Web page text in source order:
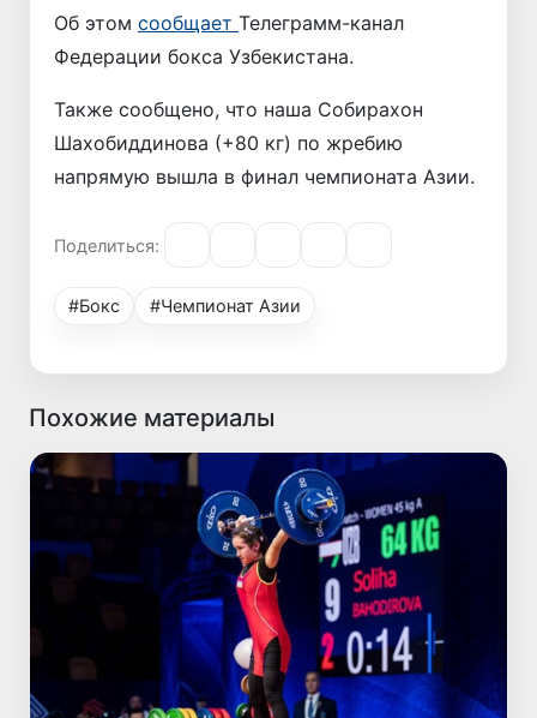
Об этом сообщает Телеграмм-канал
Федерации бокса Узбекистана.
Также сообщено, что наша Собирахон
Шахобиддинова (+80 кг) по жребию
напрямую вышла в финал чемпионата Азии.
Поделиться:
#Бокс #Чемпионат Азии
Похожие материалы